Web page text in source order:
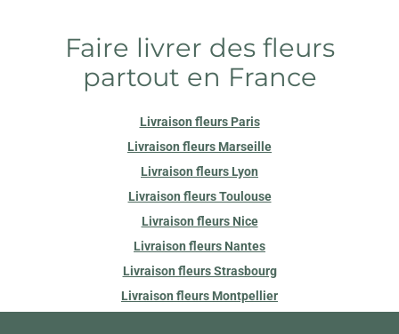
Faire livrer des fleurs
partout en France
Livraison fleurs Paris
Livraison fleurs Marseille
Livraison fleurs Lyon
Livraison fleurs Toulouse
Livraison fleurs Nice
Livraison fleurs Nantes
Livraison fleurs Strasbourg
Livraison fleurs Montpellier